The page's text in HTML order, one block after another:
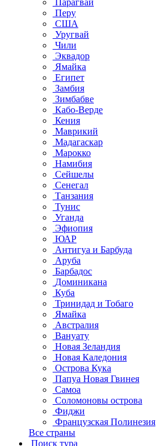
Парагвай
Перу
США
Уругвай
Чили
Эквадор
Ямайка
Египет
Замбия
Зимбабве
Кабо-Верде
Кения
Маврикий
Мадагаскар
Марокко
Намибия
Сейшелы
Сенегал
Танзания
Тунис
Уганда
Эфиопия
ЮАР
Антигуа и Барбуда
Аруба
Барбадос
Доминикана
Куба
Тринидад и Тобаго
Ямайка
Австралия
Вануату
Новая Зеландия
Новая Каледония
Острова Кука
Папуа Новая Гвинея
Самоа
Соломоновы острова
Фиджи
Французская Полинезия
Все страны
Поиск тура